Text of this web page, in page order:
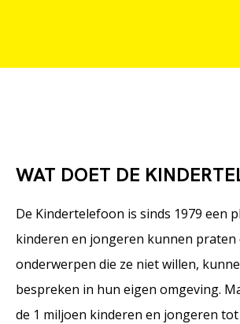
WAT DOET DE
De Kindertelefoon is sinds 1979 een
kinderen en jongeren kunnen praten
onderwerpen die ze niet willen,
bespreken in hun eigen omgeving.
de 1 miljoen kinderen en jongeren tot